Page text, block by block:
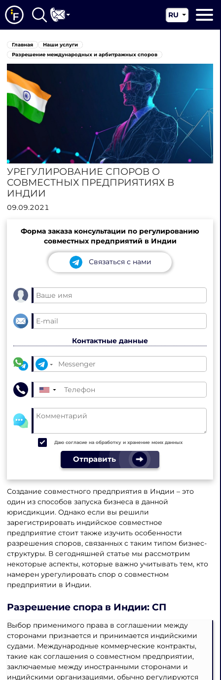
О нас
Наши услуги
Новости
Юрисдикции
Контакты
RU
EN
Главная
Наши услуги
Разрешение международных и арбитражных споров
УРЕГУЛИРОВАНИЕ СПОРОВ О
СОВМЕСТНЫХ ПРЕДПРИЯТИЯХ В
ИНДИИ
09.09.2021
Форма заказа консультации по регулированию
совместных предприятий в Индии
Связаться с нами
Контактные данные
▼
Даю согласие на обработку и хранение моих данных
Отправить
Создание совместного предприятия в Индии – это
один из способов запуска бизнеса в данной
юрисдикции. Однако если вы решили
зарегистрировать индийское совместное
предприятие стоит также изучить особенности
разрешения споров, связанных с таким типом бизнес-
структуры. В сегодняшней статье мы рассмотрим
некоторые аспекты, которые важно учитывать тем, кто
намерен урегулировать спор о совместном
предприятии в Индии.
Разрешение спора в Индии: СП
Выбор применимого права в соглашении между
сторонами признается и принимается индийскими
судами. Международные коммерческие контракты,
такие как соглашения о совместном предприятии,
заключаемые между иностранными сторонами и
индийскими организациями, обычно регулируются